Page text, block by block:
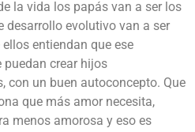
la vida los papás van a ser los
desarrollo evolutivo van a ser
entiendan que ese
puedan crear hijos
con un buen autoconcepto. Que
que más amor necesita,
menos amorosa y eso es